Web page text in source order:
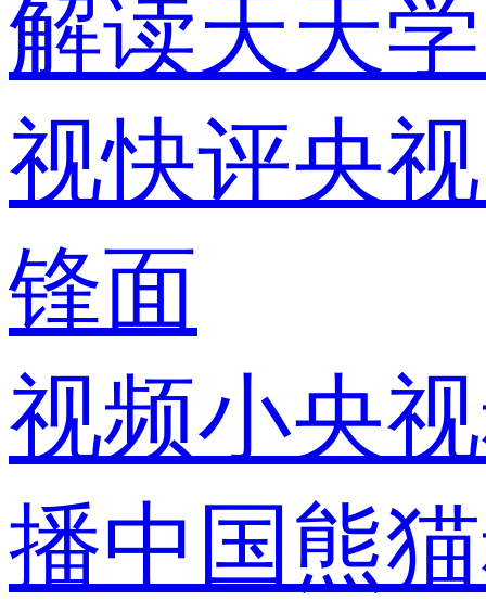
解读天天
视快评央
锋面
视频小央
播中国熊